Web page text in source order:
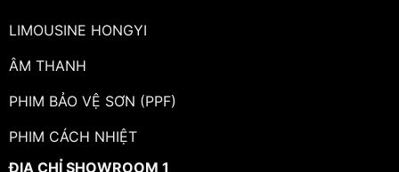
LIMOUSINE HONGYI
ÂM THANH
PHIM BẢO VỆ SƠN (PPF)
PHIM CÁCH NHIỆT
ĐỊA CHỈ SHOWROOM 1